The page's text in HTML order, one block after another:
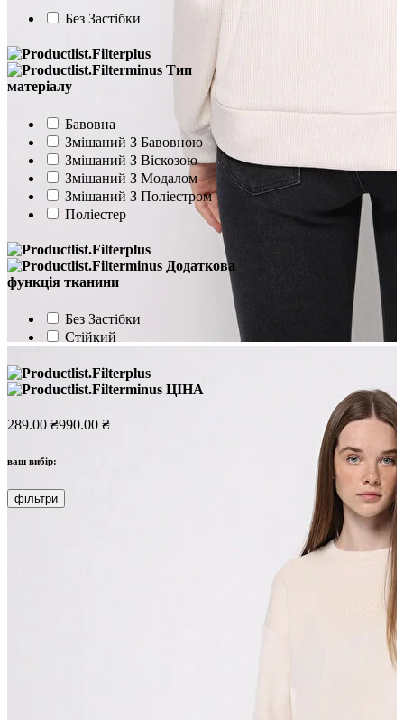
Без Застібки
Тип
матеріалу
Бавовна
Змішаний З Бавовною
Змішаний З Віскозою
Змішаний З Модалом
Змішаний З Поліестром
Поліестер
Додаткова
функція тканини
Без Застібки
Стійкий
ЦІНА
289.00 ₴990.00 ₴
ваш вибір:
фільтри